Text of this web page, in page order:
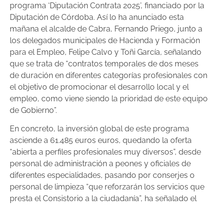
programa ‘Diputación Contrata 2025’, financiado por la
Diputación de Córdoba. Así lo ha anunciado esta
mañana el alcalde de Cabra, Fernando Priego, junto a
los delegados municipales de Hacienda y Formación
para el Empleo, Felipe Calvo y Toñi García, señalando
que se trata de “contratos temporales de dos meses
de duración en diferentes categorías profesionales con
el objetivo de promocionar el desarrollo local y el
empleo, como viene siendo la prioridad de este equipo
de Gobierno”.
En concreto, la inversión global de este programa
asciende a 61.485 euros euros, quedando la oferta
“abierta a perfiles profesionales muy diversos”, desde
personal de administración a peones y oficiales de
diferentes especialidades, pasando por conserjes o
personal de limpieza “que reforzarán los servicios que
presta el Consistorio a la ciudadanía”, ha señalado el